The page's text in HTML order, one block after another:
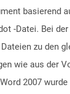
basierend
-Datei. Bei
zu den
wie aus der
2007 wurde